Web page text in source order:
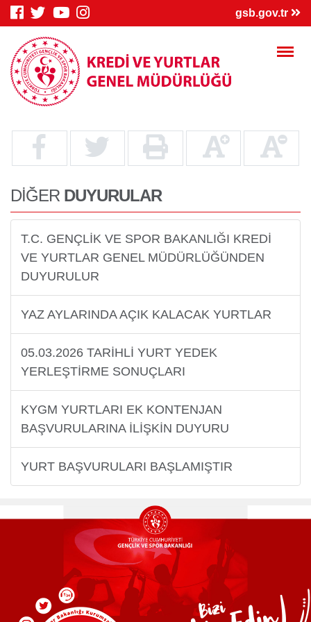
gsb.gov.tr
DİĞER DUYURULAR
T.C. GENÇLİK VE SPOR BAKANLIĞI KREDİ
VE YURTLAR GENEL MÜDÜRLÜĞÜNDEN
DUYURULUR
YAZ AYLARINDA AÇIK KALACAK YURTLAR
05.03.2026 TARİHLİ YURT YEDEK
YERLEŞTİRME SONUÇLARI
KYGM YURTLARI EK KONTENJAN
BAŞVURULARINA İLİŞKİN DUYURU
YURT BAŞVURULARI BAŞLAMIŞTIR
×
Sistemi
Spor Bilgi
Sistemi
Kredi/Yurt
İşlemleri
Kredi/Yurt E-
Ödeme
Kredi Borcu
Kredi/Bursum
Yurtdışı
Öğrenciler